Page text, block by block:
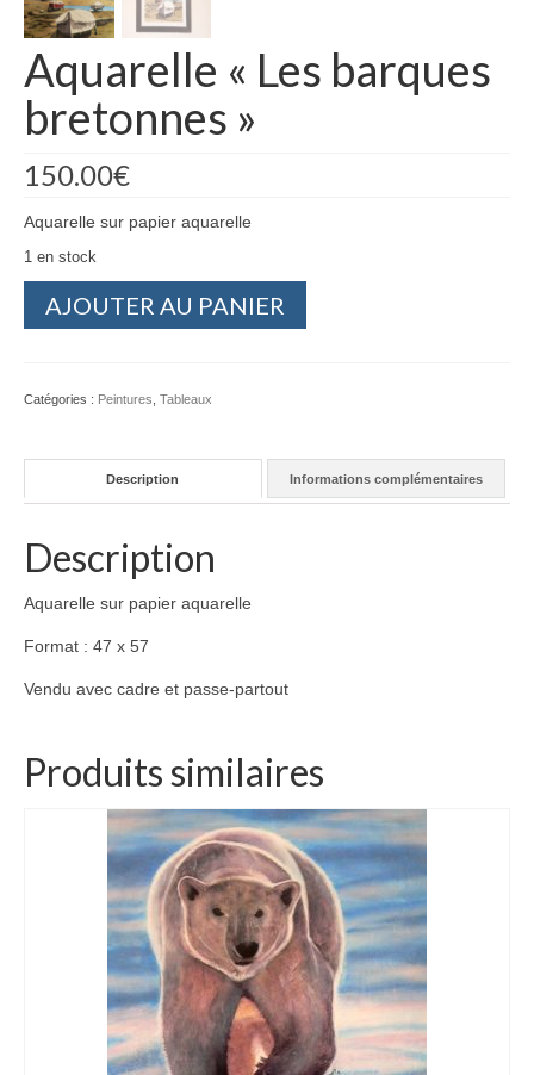
Aquarelle « Les barques
bretonnes »
150.00€
Aquarelle sur papier aquarelle
1 en stock
bretonnes"
AJOUTER AU PANIER
Catégories : Peintures Tableaux
Description Informations complémentaires
Description
Aquarelle sur papier aquarelle
Format : 47 x 57
Vendu avec cadre et passe-partout
Produits similaires